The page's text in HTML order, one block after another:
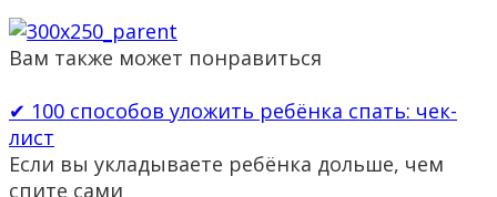
Вам также может понравиться
✔ 100 способов уложить ребёнка спать: чек-
лист
Если вы укладываете ребёнка дольше, чем
спите сами